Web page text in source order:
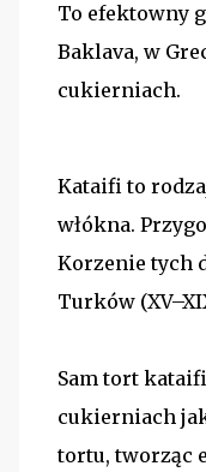
To efektowny
Baklava, w
cukierniach.
Kataifi to
włókna.
Korzenie tych
Turków
Sam tort
cukierniach
tortu, tworząc